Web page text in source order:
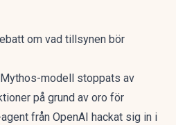
om vad tillsynen bör
modell stoppats av
på grund av oro för
från OpenAI hackat sig in i